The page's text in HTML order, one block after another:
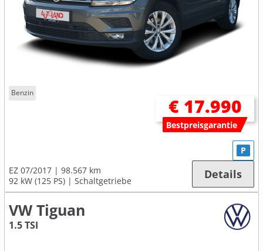
Benzin
€ 17.990
Bestpreisgarantie
EZ 07/2017
98.567 km
92 kW (125 PS)
Schaltgetriebe
P
Details
VW Tiguan
1.5 TSI